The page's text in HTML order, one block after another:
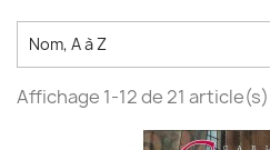
Nom, A à Z
Affichage 1-12 de 21 article(s)